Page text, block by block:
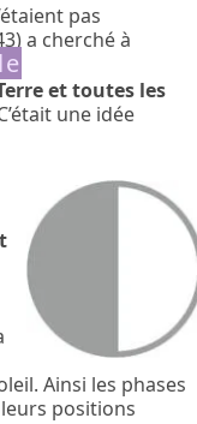
pas
a cherché à
et toutes les
une idée
Ainsi les phases
positions